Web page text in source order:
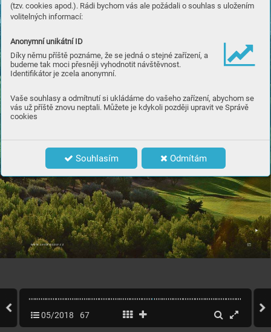
(tzv. cookies apod.). Rádi bychom vás ale požádali o souhlas s uložením
volitelných informací:
Anonymní unikátní ID
Díky němu příště poznáme, že se jedná o stejné zařízení, a
budeme tak moci přesněji vyhodnotit návštěvnost.
Identifikátor je zcela anonymní.
Vaše souhlasy a odmítnutí si ukládáme do vašeho zařízení, abychom se
vás už příště znovu neptali. Můžete je kdykoli později upravit ve Správě
cookies
Souhlasím Odmítám
WWW.CASOPISGOLF .CZ 65
05/2018 67